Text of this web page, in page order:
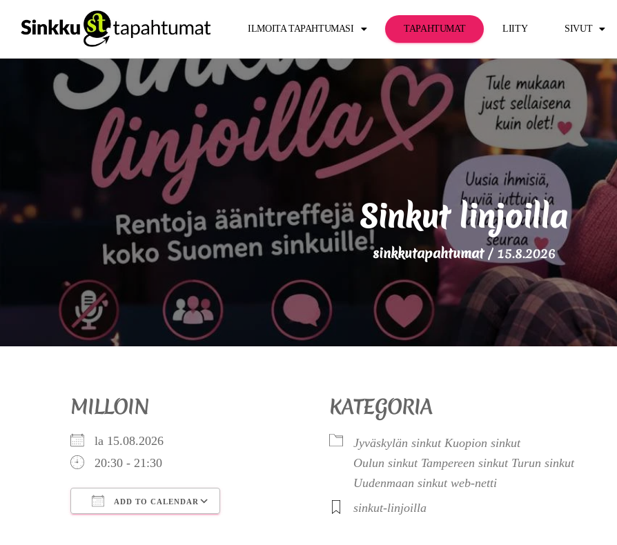
ILMOITA TAPAHTUMASI TAPAHTUMAT LIITY SIVUT
Sinkut linjoilla
sinkkutapahtumat/ 15.8.2026
MILLOIN
la 15.08.2026
20:30 - 21:30
ADD TO CALENDAR
KATEGORIA
Jyväskylän sinkut Kuopion sinkut
Oulun sinkut Tampereen sinkut Turun sinkut
Uudenmaan sinkut web-netti
sinkut-linjoilla